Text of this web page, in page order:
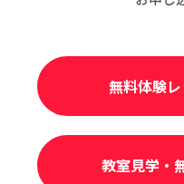
無料体験
教室見学・